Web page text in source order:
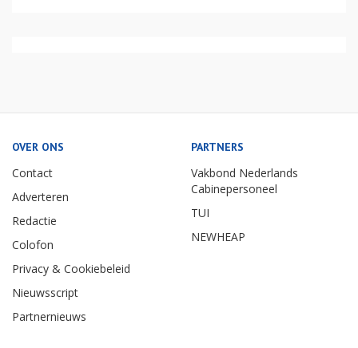
OVER ONS
Contact
Adverteren
Redactie
Colofon
Privacy & Cookiebeleid
Nieuwsscript
Partnernieuws
PARTNERS
Vakbond Nederlands
Cabinepersoneel
TUI
NEWHEAP